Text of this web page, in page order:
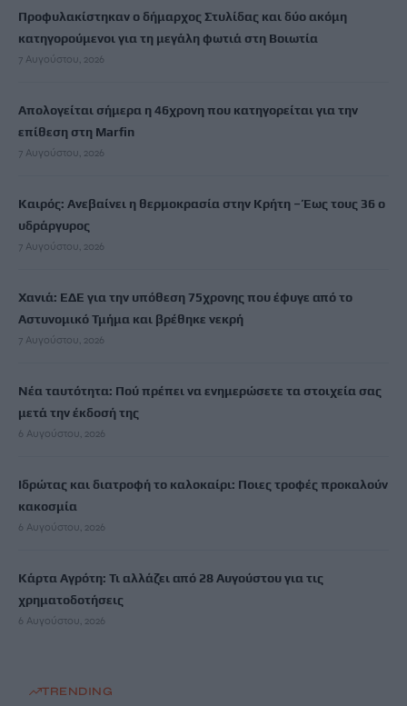
Προφυλακίστηκαν ο δήμαρχος Στυλίδας και δύο ακόμη
κατηγορούμενοι για τη μεγάλη φωτιά στη Βοιωτία
7 Αυγούστου, 2026
Απολογείται σήμερα η 46χρονη που κατηγορείται για την
επίθεση στη Marfin
7 Αυγούστου, 2026
Καιρός: Ανεβαίνει η θερμοκρασία στην Κρήτη – Έως τους 36 ο
υδράργυρος
7 Αυγούστου, 2026
Χανιά: ΕΔΕ για την υπόθεση 75χρονης που έφυγε από το
Αστυνομικό Τμήμα και βρέθηκε νεκρή
7 Αυγούστου, 2026
Νέα ταυτότητα: Πού πρέπει να ενημερώσετε τα στοιχεία σας
μετά την έκδοσή της
6 Αυγούστου, 2026
Ιδρώτας και διατροφή το καλοκαίρι: Ποιες τροφές προκαλούν
κακοσμία
6 Αυγούστου, 2026
Κάρτα Αγρότη: Τι αλλάζει από 28 Αυγούστου για τις
χρηματοδοτήσεις
6 Αυγούστου, 2026
TRENDING